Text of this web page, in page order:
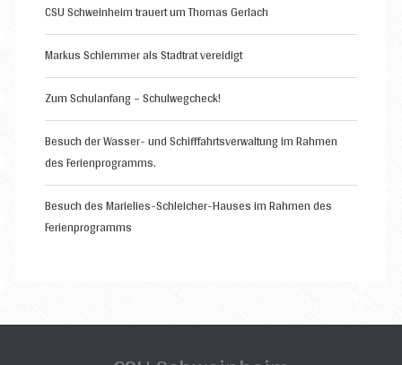
CSU Schweinheim trauert um Thomas Gerlach
Markus Schlemmer als Stadtrat vereidigt
Zum Schulanfang – Schulwegcheck!
Besuch der Wasser- und Schifffahrtsverwaltung im Rahmen
des Ferienprogramms.
Besuch des Marielies-Schleicher-Hauses im Rahmen des
Ferienprogramms